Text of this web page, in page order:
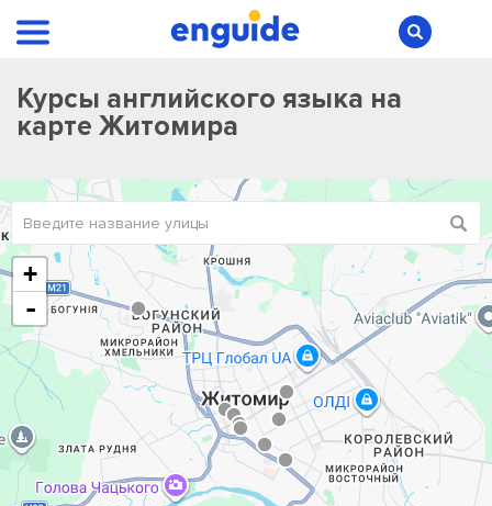
Курсы английского языка на
карте Житомира
+
-